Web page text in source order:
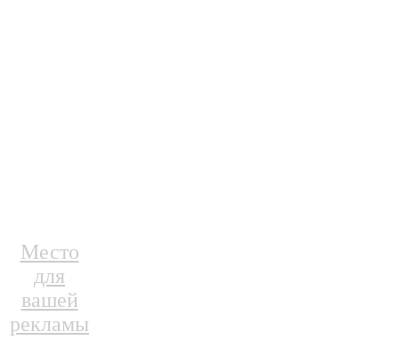
Место
для
вашей
рекламы